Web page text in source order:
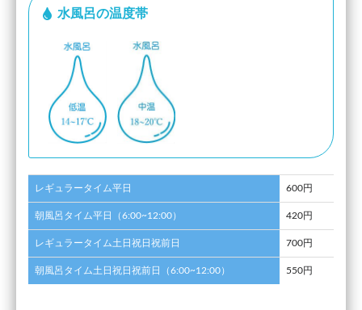
水風呂の温度帯
レギュラータイム平日 600円
朝風呂タイム平日（6:00~12:00） 420円
レギュラータイム土日祝日祝前日 700円
朝風呂タイム土日祝日祝前日（6:00~12:00） 550円